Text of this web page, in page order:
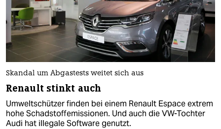
Skandal um Abgastests weitet sich aus
Renault stinkt auch
Umweltschützer finden bei einem Renault Espace extrem
hohe Schadstoffemissionen. Und auch die VW-Tochter
Audi hat illegale Software genutzt.